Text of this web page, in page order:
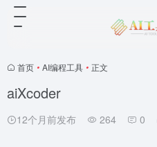
首页 • AI编程工具 • 正文
aiXcoder
12个月前发布 264 0